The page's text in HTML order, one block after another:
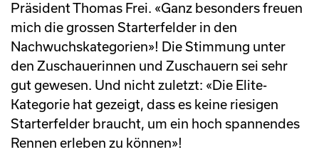
Präsident Thomas Frei. «Ganz besonders freuen
mich die grossen Starterfelder in den
Nachwuchskategorien»! Die Stimmung unter
den Zuschauerinnen und Zuschauern sei sehr
gut gewesen. Und nicht zuletzt: «Die Elite-
Kategorie hat gezeigt, dass es keine riesigen
Starterfelder braucht, um ein hoch spannendes
Rennen erleben zu können»!